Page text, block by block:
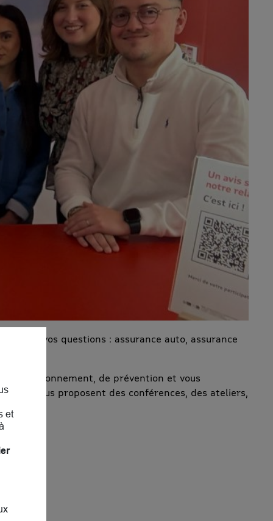
toutes vos questions : assurance auto, assurance
d’environnement, de prévention et vous
ils vous proposent des conférences, des ateliers,
et